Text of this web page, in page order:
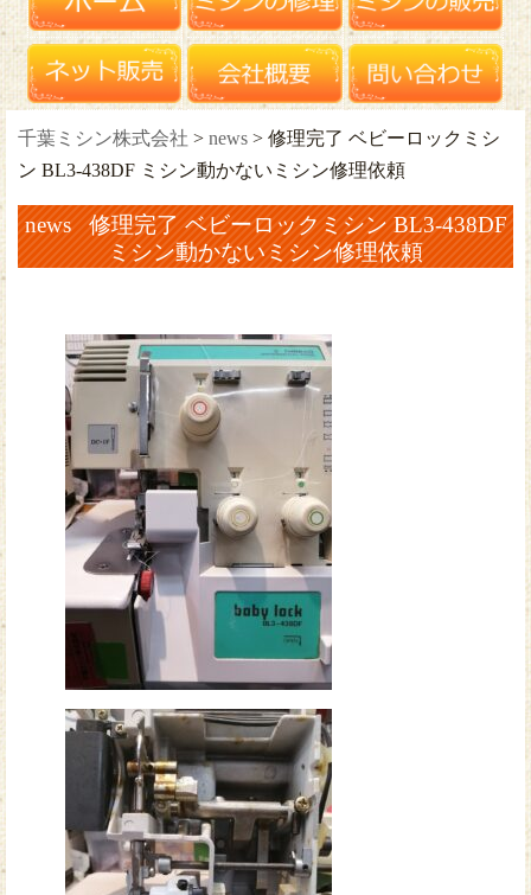
千葉ミシン株式会社 > news > 修理完了 ベビーロックミシ
ン BL3-438DF ミシン動かないミシン修理依頼
news 修理完了 ベビーロックミシン BL3-438DF
ミシン動かないミシン修理依頼